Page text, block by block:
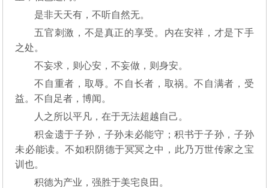
是非天天有，不听自然无。
五官刺激，不是真正的享受。内在安祥，才是下手
之处。
不妄求，则心安，不妄做，则身安。
不自重者，取辱。不自长者，取祸。不自满者，受
益。不自足者，博闻。
人之所以平凡，在于无法超越自己。
积金遗于子孙，子孙未必能守；积书于子孙，子孙
未必能读。不如积阴德于冥冥之中，此乃万世传家之宝
训也。
积德为产业，强胜于美宅良田。